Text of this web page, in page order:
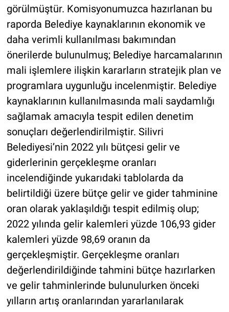
görülmüştür. Komisyonumuzca hazırlanan bu
raporda Belediye kaynaklarının ekonomik ve
daha verimli kullanılması bakımından
önerilerde bulunulmuş; Belediye harcamalarının
mali işlemlere ilişkin kararların stratejik plan ve
programlara uygunluğu incelenmiştir. Belediye
kaynaklarının kullanılmasında mali saydamlığı
sağlamak amacıyla tespit edilen denetim
sonuçları değerlendirilmiştir. Silivri
Belediyesi’nin 2022 yılı bütçesi gelir ve
giderlerinin gerçekleşme oranları
incelendiğinde yukarıdaki tablolarda da
belirtildiği üzere bütçe gelir ve gider tahminine
oran olarak yaklaşıldığı tespit edilmiş olup;
2022 yılında gelir kalemleri yüzde 106,93 gider
kalemleri yüzde 98,69 oranın da
gerçekleşmiştir. Gerçekleşme oranları
değerlendirildiğinde tahmini bütçe hazırlarken
ve gelir tahminlerinde bulunulurken önceki
yılların artış oranlarından yararlanılarak